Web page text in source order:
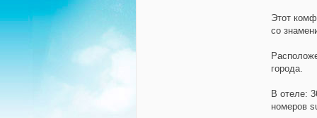
Этот
со
города.
В отеле:
номеров